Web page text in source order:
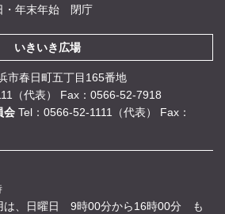
・年末年始 閉庁
いきいき広場
春日町五丁目165番地
（代表）
Fax：0566-52-7918
会 Tel：0566-52-1111（代表）
Fax：
は、日曜日 9時00分から16時00分 も